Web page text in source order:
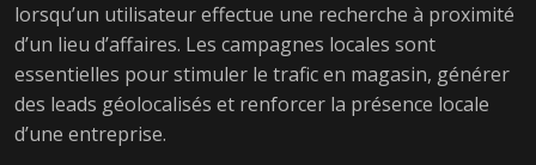
lorsqu’un utilisateur effectue une recherche à proximité
d’un lieu d’affaires. Les campagnes locales sont
essentielles pour stimuler le trafic en magasin, générer
des leads géolocalisés et renforcer la présence locale
d’une entreprise.